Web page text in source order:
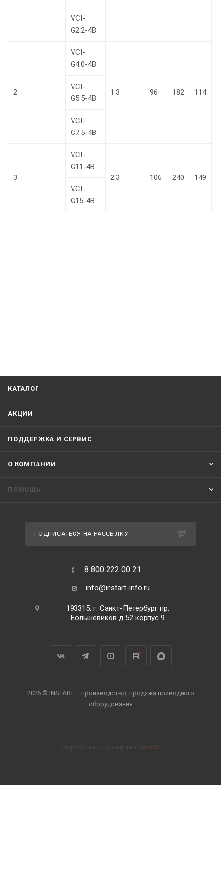
VCI-
G2.2-4B
2
VCI-
G4.0-4B
1.3 96 182 114
VCI-
G5.5-4B
VCI-
G7.5-4B
3
VCI-
G11-4B
2.3
106 240
149
VCI-
G15-4B
КАТАЛОГ
АКЦИИ
ПОДДЕРЖКА И СЕРВИС
О КОМПАНИИ
ПОМОЩЬ
ПОДПИСАТЬСЯ НА РАССЫЛКУ
8 800 222 00 21
info@instart-info.ru
193315, г. Санкт-Петербург пр.
Большевиков д.52 корпус 9
2026 © INSTART — производство, продажа приводного
оборудования
Офис11